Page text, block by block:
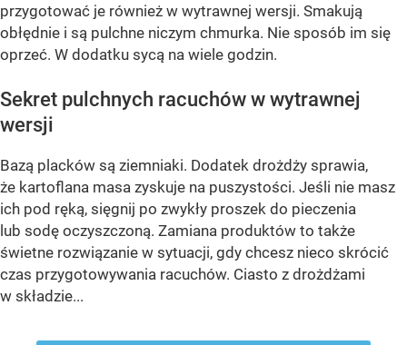
przygotować je również w wytrawnej wersji. Smakują
obłędnie i są pulchne niczym chmurka. Nie sposób im się
oprzeć. W dodatku sycą na wiele godzin.
Sekret pulchnych racuchów w wytrawnej
wersji
Bazą placków są ziemniaki. Dodatek drożdży sprawia,
że kartoflana masa zyskuje na puszystości. Jeśli nie masz
ich pod ręką, sięgnij po zwykły proszek do pieczenia
lub sodę oczyszczoną. Zamiana produktów to także
świetne rozwiązanie w sytuacji, gdy chcesz nieco skrócić
czas przygotowywania racuchów. Ciasto z drożdżami
w składzie...